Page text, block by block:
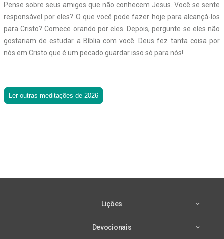
Pense sobre seus amigos que não conhecem Jesus. Você se sente
responsável por eles? O que você pode fazer hoje para alcançá-los
para Cristo? Comece orando por eles. Depois, pergunte se eles não
gostariam de estudar a Bíblia com você. Deus fez tanta coisa por
nós em Cristo que é um pecado guardar isso só para nós!
Ler outras meditações de 2026
Lições
Devocionais